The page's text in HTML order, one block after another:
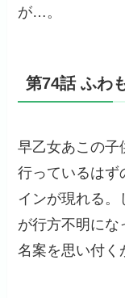
が…。
第74話 ふわ
早乙女あこの子
行っているはず
インが現れる
が行方不明にな
名案を思い付く